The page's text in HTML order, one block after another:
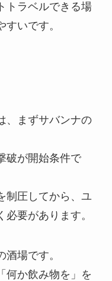
トラベルできる場
いです。
、まずサバンナの
破が開始条件で
制圧してから、ユ
要があります。
酒場です。
何か飲み物を」を